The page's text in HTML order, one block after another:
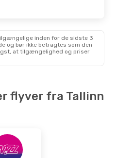
inden for de sidste 3
og bør ikke betragtes som den
at tilgængelighed og priser
flyver fra Tallinn